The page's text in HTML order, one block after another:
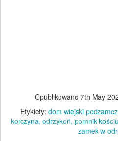
Opublikowano 7th May
Etykiety: dom wiejski
korczyna odrzykoń pomnik
zamek w